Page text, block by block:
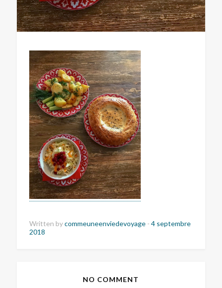
Written bycommeuneenviedevoyage - 4 septembre
2018
NO COMMENT